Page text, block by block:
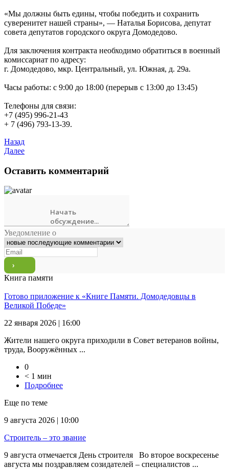
«Мы должны быть едины, чтобы победить и сохранить
суверенитет нашей страны», — Наталья Борисова, депутат
совета депутатов городского округа Домодедово.
Для заключения контракта необходимо обратиться в военный
комиссариат по адресу:
г. Домодедово, мкр. Центральный, ул. Южная, д. 29а.
Часы работы: с 9:00 до 18:00 (перерыв с 13:00 до 13:45)
Телефоны для связи:
+7 (495) 996-21-43
+ 7 (496) 793-13-39.
Назад
Далее
Оставить комментарий
Уведомление о
Книга памяти
Готово приложение к «Книге Памяти. Домодедовцы в
Великой Победе»
22 января 2026 | 16:00
Жители нашего округа приходили в Совет ветеранов войны,
труда, Вооружённых ...
0
< 1 мин
Подробнее
Еще по теме
9 августа 2026 | 10:00
Строитель – это звание
9 августа отмечается День строителя Во второе воскресенье
августа мы поздравляем созидателей – специалистов ...